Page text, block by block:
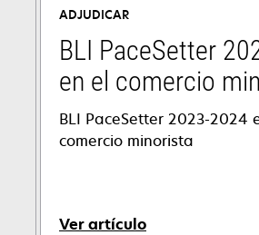
new
tab
ADJUDICAR
BLI PaceSetter
en el comercio
BLI PaceSetter 2023-2024
comercio minorista
Ver artículo